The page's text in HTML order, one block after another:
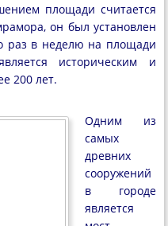
площади считается
он был установлен
раз в неделю на площади
историческим и
200 лет.
Одним из
самых
древних
сооружений
в городе
является